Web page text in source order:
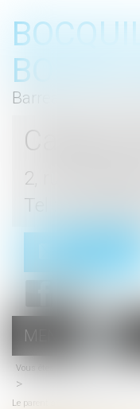
BOESCH
Barreau de Haute
Cabinet
2, rue du
Tel : 03 25 03
menu
MENU
Vous êtes ici :
Le parent ayant assumé seul